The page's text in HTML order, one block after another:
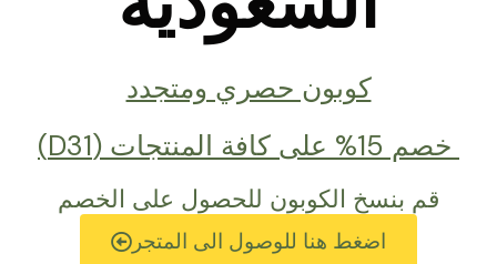
كوبون حصري ومتجدد
خصم 15% على كافة المنتجات (D31)
قم بنسخ الكوبون للحصول على الخصم
اضغط هنا للوصول الى المتجر